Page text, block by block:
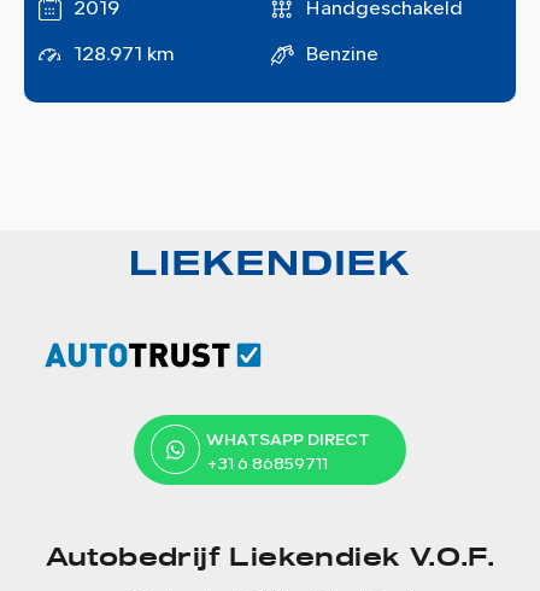
2019 Handgeschakeld
128.971 km Benzine
WHATSAPP DIRECT
+31 6 86859711
Autobedrijf Liekendiek V.O.F.